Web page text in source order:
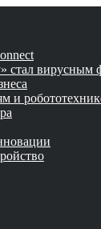
стал вирусным
и